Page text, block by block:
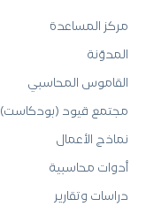
مركز المساعدة
المدوّنة
القاموس المحاسبي
مجتمع قيود (بودكاست)
نماذج الأعمال
أدوات محاسبية
دراسات وتقارير